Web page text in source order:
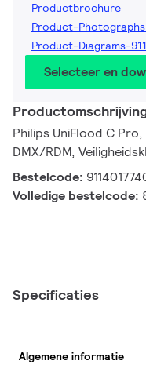
Productbrochure
Product-
Product-Diagrams-
Selecteer en
Philips UniFlood C
DMX/RDM,
Bestelcode:
Volledige bestelcode:
Specificaties
Algemene informatie